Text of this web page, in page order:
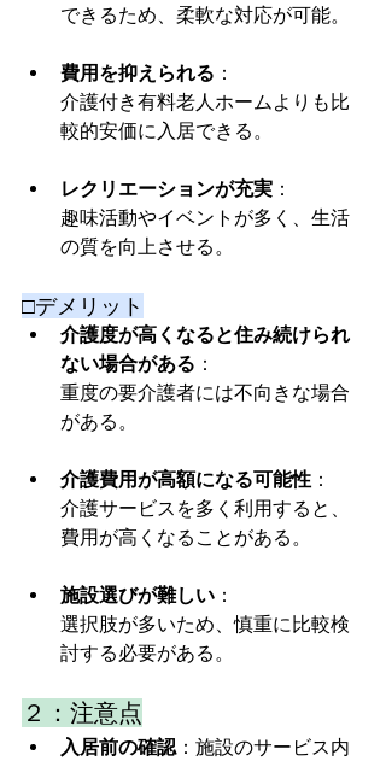
できるため、柔軟な対応が可能。
費用を抑えられる ：
介護付き有料老人ホームよりも比
較的安価に入居できる。
レクリエーションが充実 ：
趣味活動やイベントが多く、生活
の質を向上させる。
□デメリット
介護度が高くなると住み続けられ
ない場合がある ：
重度の要介護者には不向きな場合
がある。
介護費用が高額になる可能性 ：
介護サービスを多く利用すると、
費用が高くなることがある。
施設選びが難しい ：
選択肢が多いため、慎重に比較検
討する必要がある。
２：注意点
入居前の確認：施設のサービス内